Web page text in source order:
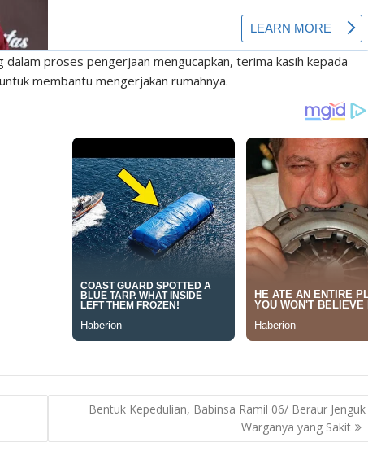
proses pengerjaan mengucapkan, terima kasih kepada
membantu mengerjakan rumahnya.
Bentuk Kepedulian, Babinsa Ramil 06/ Beraur Jenguk
Warganya yang Sakit